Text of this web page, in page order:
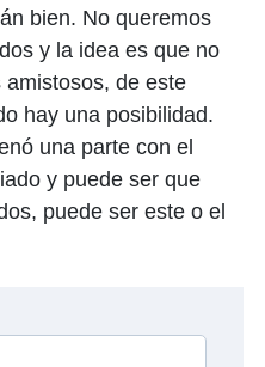
bien. No queremos
y la idea es que no
de este
hay una posibilidad.
una parte con el
y puede ser que
puede ser este o el